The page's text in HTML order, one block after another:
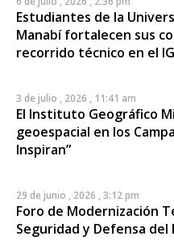
Estudiantes de la
Manabí fortalecen sus
recorrido técnico en el
3 de julio , 2026 , 11:41 am
El Instituto Geográfico
geoespacial en los
Inspiran”
29 de junio , 2026 , 3:12 pm
Foro de Modernización
Seguridad y Defensa del